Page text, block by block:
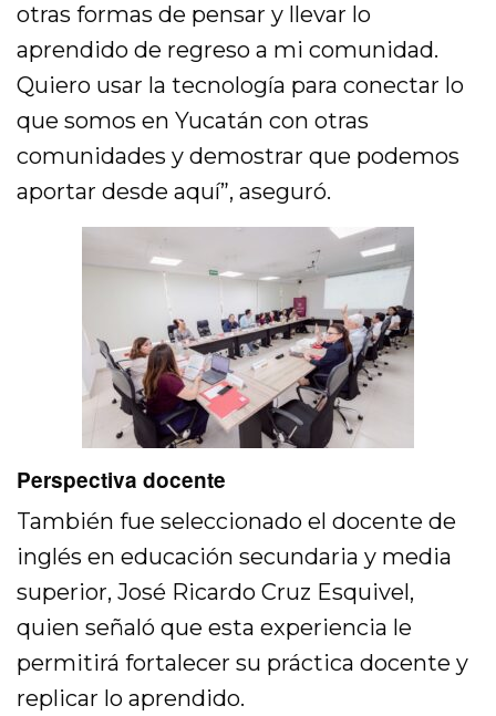
otras formas de pensar y llevar lo
aprendido de regreso a mi comunidad.
Quiero usar la tecnología para conectar lo
que somos en Yucatán con otras
comunidades y demostrar que podemos
aportar desde aquí”, aseguró.
Perspectiva docente
También fue seleccionado el docente de
inglés en educación secundaria y media
superior, José Ricardo Cruz Esquivel,
quien señaló que esta experiencia le
permitirá fortalecer su práctica docente y
replicar lo aprendido.